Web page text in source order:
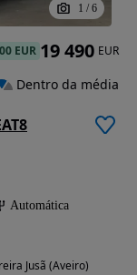
1 / 6
Automática
Jusã (Aveiro)
EUR 19 490 EUR
Dentro da média